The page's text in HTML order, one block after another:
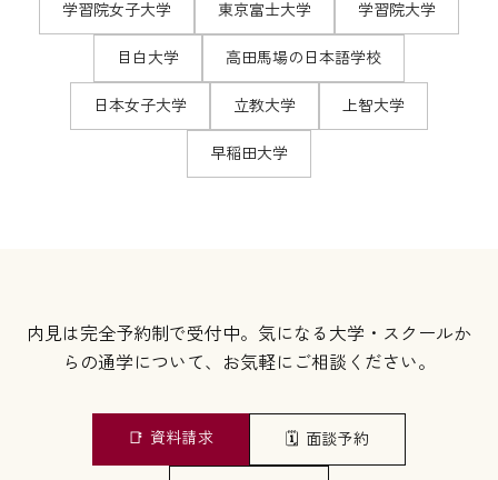
学習院女子大学 東京富士大学 学習院大学
目白大学 高田馬場の日本語学校
日本女子大学 立教大学 上智大学
早稲田大学
内見は完全予約制で受付中。気になる大学・スクールか
らの通学について、お気軽にご相談ください。
📑 資料請求 🗓️ 面談予約